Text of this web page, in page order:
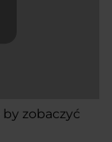
by zobaczyć